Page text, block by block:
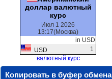
доллар валютный
курс
Июл 1 2026
13:17(Москва)
in USD
USD
1
валютный курс
Копировать в буфер обмена